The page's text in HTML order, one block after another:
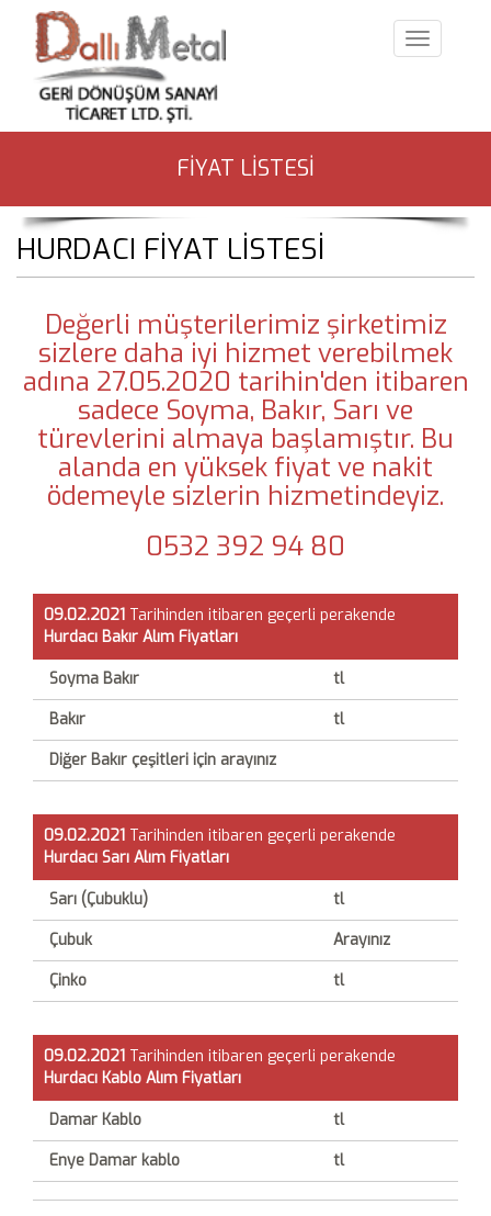
MENÜ
FİYAT LİSTESİ
HURDACI FİYAT LİSTESİ
Değerli müşterilerimiz şirketimiz
sizlere daha iyi hizmet verebilmek
adına 27.05.2020 tarihin'den itibaren
sadece Soyma, Bakır, Sarı ve
türevlerini almaya başlamıştır. Bu
alanda en yüksek fiyat ve nakit
ödemeyle sizlerin hizmetindeyiz.
0532 392 94 80
09.02.2021 Tarihinden itibaren geçerli perakende
Hurdacı Bakır Alım Fiyatları
Soyma Bakır
tl
Bakır
tl
Diğer Bakır çeşitleri için arayınız
09.02.2021 Tarihinden itibaren geçerli perakende
Hurdacı Sarı Alım Fiyatları
Sarı (Çubuklu)
tl
Çubuk
Arayınız
Çinko
tl
09.02.2021 Tarihinden itibaren geçerli perakende
Hurdacı Kablo Alım Fiyatları
Damar Kablo
tl
Enye Damar kablo
tl